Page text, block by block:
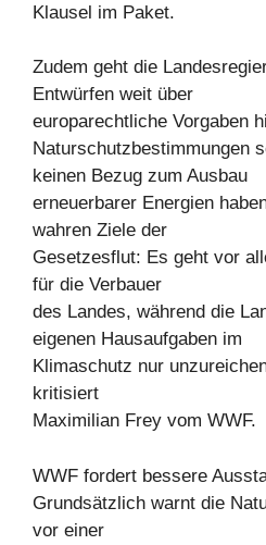
Klausel im Paket.
Zudem geht die
Entwürfen weit über
europarechtliche Vorgaben
Naturschutzbestimmungen
keinen Bezug zum Ausbau
erneuerbarer Energien
wahren Ziele der
Gesetzesflut: Es geht vor
für die Verbauer
des Landes, während die
eigenen Hausaufgaben im
Klimaschutz nur
kritisiert
Maximilian Frey vom WWF.
WWF fordert bessere
Grundsätzlich warnt die
vor einer